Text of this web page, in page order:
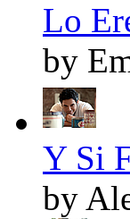
Lo
by
Y Si
by